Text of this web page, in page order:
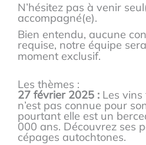
N’hésitez pas à venir
accompagné(e).
Bien entendu, aucune
requise, notre équipe
moment exclusif.
Les thèmes :
27 février 2025 : Les
n’est pas connue pour
pourtant elle est un
000 ans. Découvrez ses
cépages autochtones.